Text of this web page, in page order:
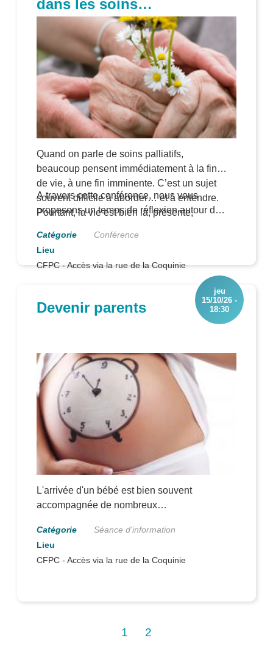
dans les soins
palliatifs
Quand on parle de soins palliatifs,
beaucoup pensent immédiatement à la fin
de vie, à une fin imminente. C’est un sujet
souvent difficile à aborder… et à entendre.
Pourtant, la vie est bien là, présente,
A travers cette conférence, nous vous
proposons un temps de réflexion autour de
palliatifs, mais nous explorons aussi
ensemble comment soutenir au mieux une
personne en fin de vie, dans le respect de
ses souhaits, de ses besoins et de son
Conférence
CFPC - Accès via la rue de la Coquinie
Devenir parents
jeu
15/10/26 -
18:30
L'arrivée d'un bébé est bien souvent
accompagnée de nombreux
proposée pour vous rassurer, vous aider
dans toutes les démarches à entreprendre,
vous présenter notre maternité et répondre à
Séance d'information
CFPC - Accès via la rue de la Coquinie
1 2